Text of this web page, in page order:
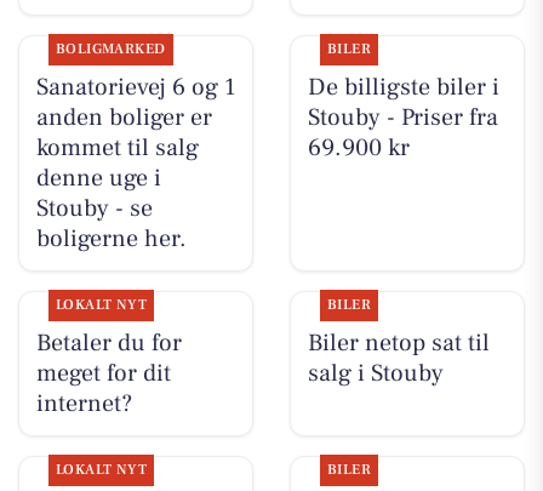
BOLIGMARKED
Sanatorievej 6 og 1
anden boliger er
kommet til salg
denne uge i
Stouby - se
boligerne her.
BILER
De billigste biler i
Stouby - Priser fra
69.900 kr
LOKALT NYT
Betaler du for
meget for dit
internet?
BILER
Biler netop sat til
salg i Stouby
LOKALT NYT BILER